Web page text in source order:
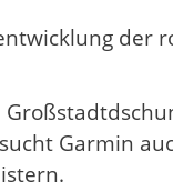
der
Garmin